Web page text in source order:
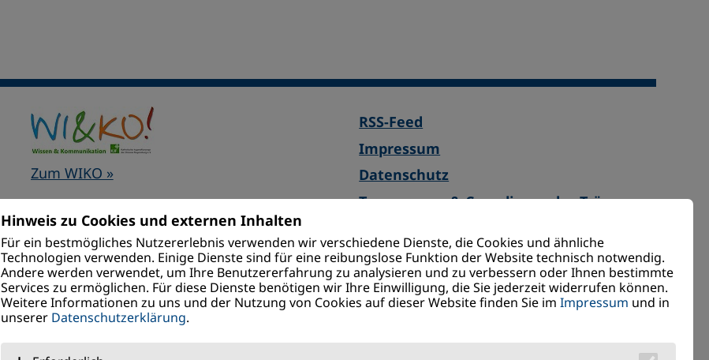
Zum WIKO »
RSS-Feed
Impressum
Datenschutz
Transparenz & Compliance des Trägers
Spendenkonto
VR Bank Niederbayern-Oberpfalz eG
DE09 7509 0900 9098 6076 16
Quicklinks
Anmeldung
Rezeptanforderung
Hinweis zu Cookies und externen Inhalten
Für ein bestmögliches Nutzererlebnis verwenden wir verschiedene Dienste, die Cookies und ähnliche
Technologien verwenden. Einige Dienste sind für eine reibungslose Funktion der Website technisch notwendig.
Andere werden verwendet, um Ihre Benutzererfahrung zu analysieren und zu verbessern oder Ihnen bestimmte
Services zu ermöglichen. Für diese Dienste benötigen wir Ihre Einwilligung, die Sie jederzeit widerrufen können.
Weitere Informationen zu uns und der Nutzung von Cookies auf dieser Website finden Sie im Impressum und in
unserer Datenschutzerklärung.